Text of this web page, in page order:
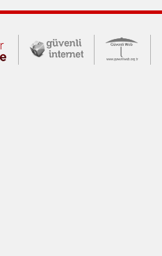
İletişim Merkezi
Çocuklar Güvende (yeni
Güvenli